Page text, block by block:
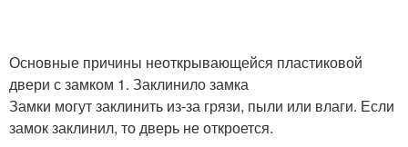
Основные причины неоткрывающейся пластиковой
двери с замком 1. Заклинило замка
Замки могут заклинить из-за грязи, пыли или влаги. Если
замок заклинил, то дверь не откроется.